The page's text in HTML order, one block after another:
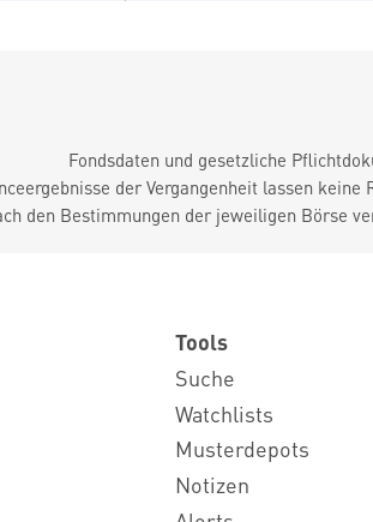
Fondsdaten und gesetzliche
der Vergangenheit lassen
den Bestimmungen der jeweiligen Börse
Tools
Suche
Watchlists
Musterdepots
Notizen